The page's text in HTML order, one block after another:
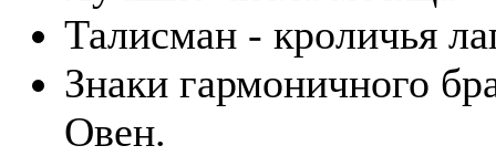
Талисман - кроличья
Знаки гармоничного
Овен.